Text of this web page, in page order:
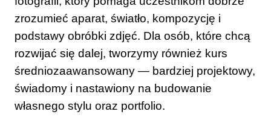
zrozumieć aparat, światło, kompozycję i
podstawy obróbki zdjęć. Dla osób, które chcą
rozwijać się dalej, tworzymy również kurs
średniozaawansowany — bardziej projektowy,
świadomy i nastawiony na budowanie
własnego stylu oraz portfolio.